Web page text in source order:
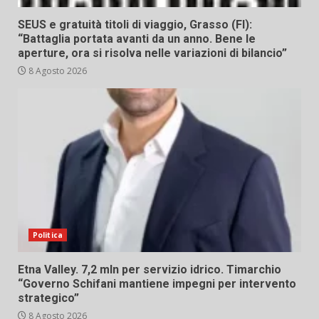
SEUS e gratuità titoli di viaggio, Grasso (FI):
“Battaglia portata avanti da un anno. Bene le
aperture, ora si risolva nelle variazioni di bilancio”
8 Agosto 2026
Politica
Etna Valley. 7,2 mln per servizio idrico. Timarchio
“Governo Schifani mantiene impegni per intervento
strategico”
8 Agosto 2026